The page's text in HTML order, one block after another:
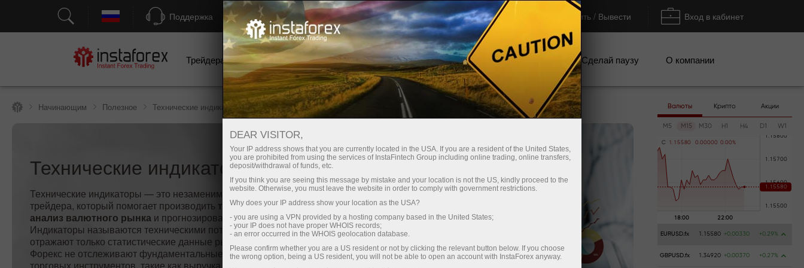
Поддержка Открыть торговый счёт Торговые платформы Пополнить / Вывести Вход в кабинет
Трейдерам Начинающим Инвесторам Партнерам Промоакции Сделай паузу О компании
Начинающим Полезное Технические индикаторы
Технические индикаторы
Технические индикаторы — это незаменимый инструмент
трейдера, который помогает производить технический
анализ валютного рынка и прогнозировать его динамику.
Индикаторы называются техническими потому, что они
отражают только статистические данные рынков. Индикаторы
Форекс не отслеживают фундаментальные показатели
Валюты Крипто Акции
M5 M15 M30 H1 H4 D1 W1
C 1 . 1 5580 0 .00000 0 .00%
EURUSD.fx 1.15580 +0.00330 +0.29%
GBPUSD.fx 1.34920 +0.00370 +0.27%
DEAR VISITOR,
Your IP address shows that you are currently located in the USA. If you are a resident of the United States,
you are prohibited from using the services of InstaFintech Group including online trading, online transfers,
deposit/withdrawal of funds, etc.
If you think you are seeing this message by mistake and your location is not the US, kindly proceed to the
website. Otherwise, you must leave the website in order to comply with government restrictions.
Why does your IP address show your location as the USA?
- you are using a VPN provided by a hosting company based in the United States;
- your IP does not have proper WHOIS records;
- an error occurred in the WHOIS geolocation database.
Please confirm whether you are a US resident or not by clicking the relevant button below. If you choose
the wrong option, being a US resident, you will not be able to open an account with InstaForex anyway.